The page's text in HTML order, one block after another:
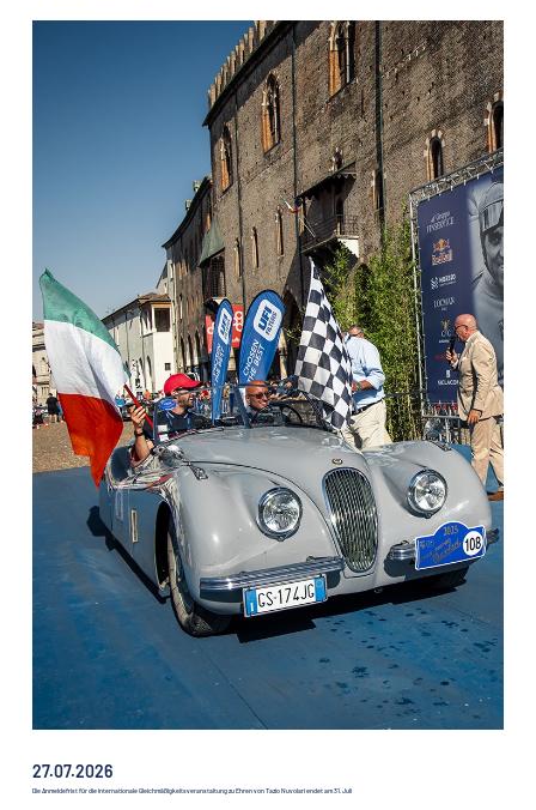
27.07.2026
Die Anmeldefrist für die internationale Gleichmäßigkeitsveranstaltung zu Ehren von Tazio Nuvolari endet am 31. Juli